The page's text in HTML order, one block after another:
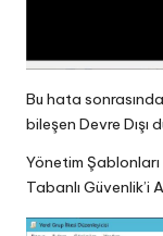
Bu hata
bileşen Devre Dışı
Yönetim
Tabanlı Güvenlik’i